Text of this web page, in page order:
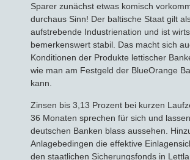
Robo-Advisor
Depotwechsel
Fremdwährungskonto
Crowdinvesting
P2P-Kredite
Sparer zunächst etwas komisch
durchaus Sinn! Der baltische Staat gilt
aufstrebende Industrienation und ist
bemerkenswert stabil. Das macht sich
Konditionen der Produkte lettischer
wie man am Festgeld der BlueOrange
kann.
Zinsen bis 3,13 Prozent bei kurzen
36 Monaten sprechen für sich und
deutschen Banken blass aussehen.
Anlagebedingen die effektive
den staatlichen Sicherungsfonds in